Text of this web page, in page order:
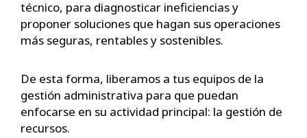
técnico, para diagnosticar ineficiencias y
proponer soluciones que hagan sus operaciones
más seguras, rentables y sostenibles.
De esta forma, liberamos a tus equipos de la
gestión administrativa para que puedan
enfocarse en su actividad principal: la gestión de
recursos.